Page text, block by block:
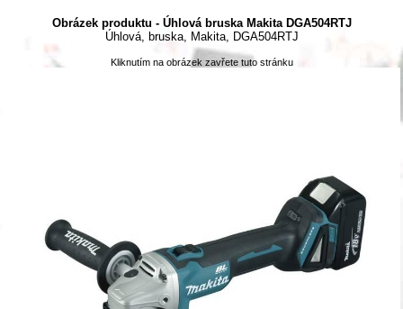
Obrázek produktu - Úhlová bruska Makita DGA504RTJ
Úhlová, bruska, Makita, DGA504RTJ
Kliknutím na obrázek zavřete tuto stránku